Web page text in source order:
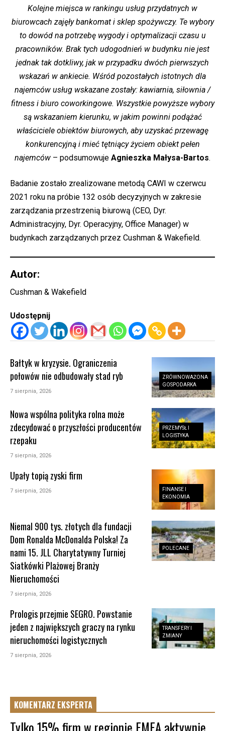
Kolejne miejsca w rankingu usług przydatnych w
biurowcach zajęły bankomat i sklep spożywczy. Te wybory
to dowód na potrzebę wygody i optymalizacji czasu u
pracowników. Brak tych udogodnień w budynku nie jest
jednak tak dotkliwy, jak w przypadku dwóch pierwszych
wskazań w ankiecie. Wśród pozostałych istotnych dla
najemców usług wskazane zostały: kawiarnia, siłownia /
fitness i biuro coworkingowe. Wszystkie powyższe wybory
są wskazaniem kierunku, w jakim powinni podążać
właściciele obiektów biurowych, aby uzyskać przewagę
konkurencyjną i mieć tętniący życiem obiekt pełen
najemców – podsumowuje Agnieszka Małysa-Bartos.
Badanie zostało zrealizowane metodą CAWI w czerwcu
2021 roku na próbie 132 osób decyzyjnych w zakresie
zarządzania przestrzenią biurową (CEO, Dyr.
Administracyjny, Dyr. Operacyjny, Office Manager) w
budynkach zarządzanych przez Cushman & Wakefield.
Autor:
Cushman & Wakefield
Udostępnij
ZRÓWNOWAŻONA
GOSPODARKA
Bałtyk w kryzysie. Ograniczenia
połowów nie odbudowały stad ryb
7 sierpnia, 2026
PRZEMYSŁ I
LOGISTYKA
Nowa wspólna polityka rolna może
zdecydować o przyszłości producentów
rzepaku
7 sierpnia, 2026
FINANSE I
EKONOMIA
Upały topią zyski firm
7 sierpnia, 2026
POLECANE
Niemal 900 tys. złotych dla fundacji
Dom Ronalda McDonalda Polska! Za
nami 15. JLL Charytatywny Turniej
Siatkówki Plażowej Branży
Nieruchomości
7 sierpnia, 2026
TRANSFERY I
ZMIANY
Prologis przejmie SEGRO. Powstanie
jeden z największych graczy na rynku
nieruchomości logistycznych
7 sierpnia, 2026
KOMENTARZ EKSPERTA